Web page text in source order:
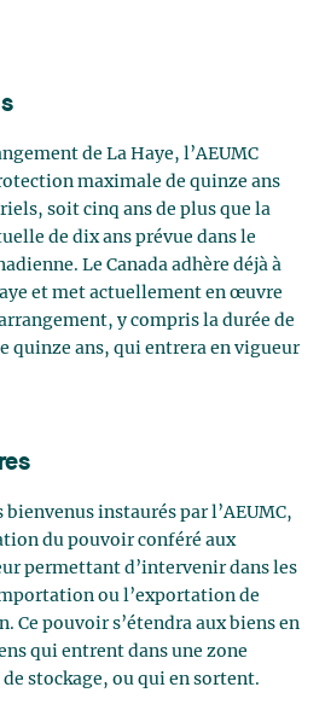
de La Haye, l’AEUMC
maximale de quinze ans
soit cinq ans de plus que la
de dix ans prévue dans le
Le Canada adhère déjà à
et met actuellement en œuvre
y compris la durée de
quinze ans, qui entrera en vigueur
instaurés par l’AEUMC,
du pouvoir conféré aux
permettant d’intervenir dans les
ou l’exportation de
Ce pouvoir s’étendra aux biens en
qui entrent dans une zone
stockage, ou qui en sortent.